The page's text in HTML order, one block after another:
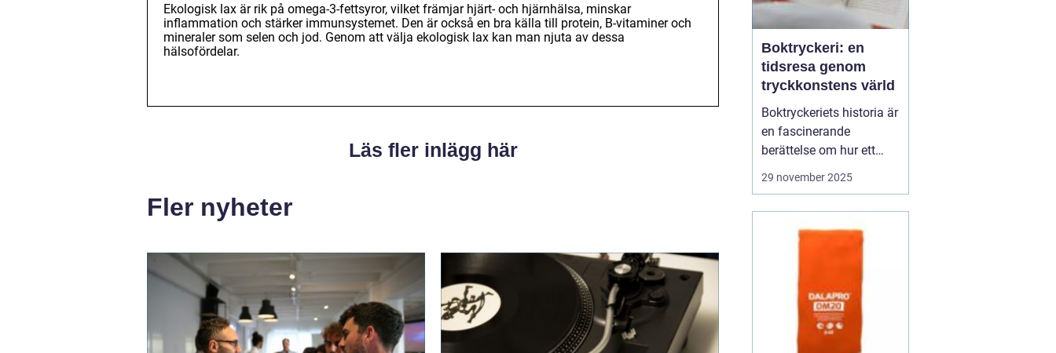
Ekologisk lax är rik på omega-3-fettsyror, vilket främjar hjärt- och hjärnhälsa, minskar
inflammation och stärker immunsystemet. Den är också en bra källa till protein, B-vitaminer och
mineraler som selen och jod. Genom att välja ekologisk lax kan man njuta av dessa
hälsofördelar.
Läs fler inlägg här
Fler nyheter
Boktryckeri: en
tidsresa genom
tryckkonstens värld
Boktryckeriets historia är
en fascinerande
berättelse om hur ett
enkelt teknologiskt
Gutenberg till dagens
automatiserade
boktryckeri varit centrum
för mä...
29 november 2025